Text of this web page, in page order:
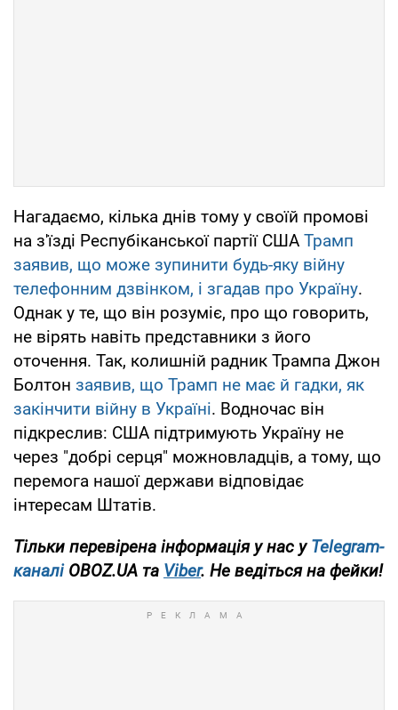
Нагадаємо, кілька днів тому у своїй промові
на з'їзді Респубіканської партії США Трамп
заявив, що може зупинити будь-яку війну
телефонним дзвінком, і згадав про Україну.
Однак у те, що він розуміє, про що говорить,
не вірять навіть представники з його
оточення. Так, колишній радник Трампа Джон
Болтон заявив, що Трамп не має й гадки, як
закінчити війну в Україні. Водночас він
підкреслив: США підтримують Україну не
через "добрі серця" можновладців, а тому, що
перемога нашої держави відповідає
інтересам Штатів.
Тільки перевірена інформація у нас уTelegram-
каналіOBOZ.UA та Viber. Не ведіться на фейки!